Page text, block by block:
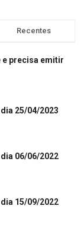
Recentes
e precisa emitir
25/04/2023
06/06/2022
15/09/2022